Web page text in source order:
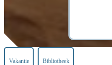
Vakantie Bibliotheek